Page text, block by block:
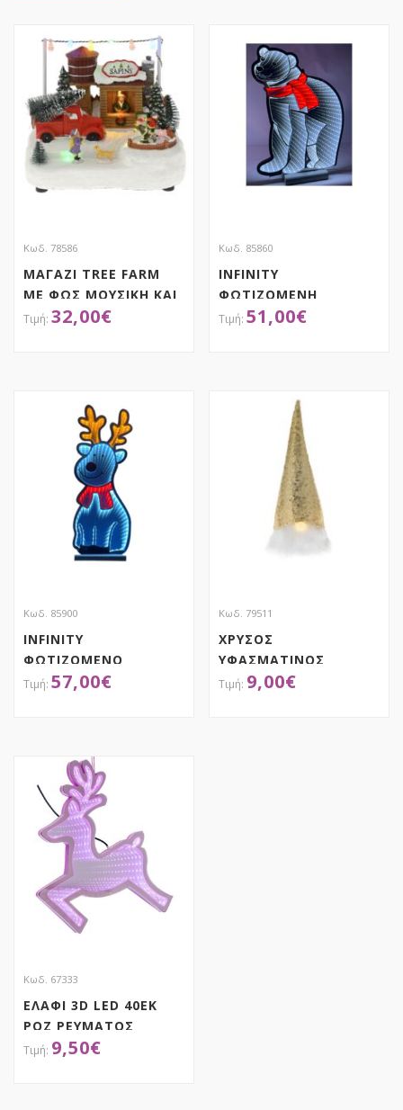
Κωδ. 78586
ΜΑΓΑΖΙ TREE FARM
ΜΕ ΦΩΣ ΜΟΥΣΙΚΗ ΚΑΙ
ΚΙΝΗΣΗ 20Χ14Χ17ΕΚ
32,00€
Κωδ. 85860
INFINITY
ΦΩΤΙΖΟΜΕΝΗ
ΑΡΚΟΥΔΑ 42Χ60ΕΚ
51,00€
Κωδ. 85900
INFINITY
ΦΩΤΙΖΟΜΕΝΟ
ΕΛΑΦΑΚΙ 25Χ60ΕΚ
57,00€
Κωδ. 79511
ΧΡΥΣΟΣ
ΥΦΑΣΜΑΤΙΝΟΣ
ΦΩΤΙΖΟΜΕΝΟΣ
9,00€
Κωδ. 67333
ΕΛΑΦΙ 3D LED 40ΕΚ
ΡΟΖ ΡΕΥΜΑΤΟΣ
9,50€